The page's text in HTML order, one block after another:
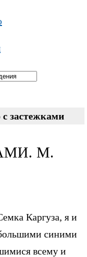
с застежками
М.
Каргуза, я и
синими
всему и